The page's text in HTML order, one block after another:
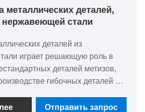
металлических деталей,
нержавеющей стали
деталей из
играет решающую роль в
деталей метизов,
гибочных деталей из
напряжения. Эти
Отправить запрос